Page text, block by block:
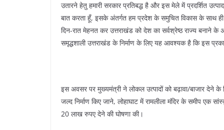
उतारने हेतु हमारी सरकार प्रतिबद्ध है और इस मेले में प्रदर्शित
बात करता हूँ, इसके अंतर्गत हम प्रदेश के समुचित विकास के साथ
दिन-रात मेहनत कर उत्तराखंड को देश का सर्वश्रेष्ठ राज्य बनाने
समृद्धशाली उत्तराखंड के निर्माण के लिए यह आवश्यक है कि इस
इस अवसर पर मुख्यमंत्री ने लोकल उत्पादों को बढ़ावा/बाजार देने
जल्द निर्माण किए जाने, लोहाघाट में रामलीला मंदिर के समीप एक
20 लाख रुपए देने की घोषणा की।